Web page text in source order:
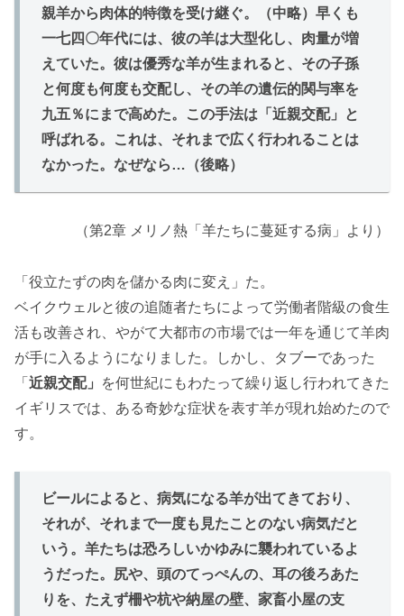
親羊から肉体的特徴を受け継ぐ。（中略）早くも
一七四〇年代には、彼の羊は大型化し、肉量が増
えていた。彼は優秀な羊が生まれると、その子孫
と何度も何度も交配し、その羊の遺伝的関与率を
九五％にまで高めた。この手法は「近親交配」と
呼ばれる。これは、それまで広く行われることは
なかった。なぜなら…（後略）
（第2章 メリノ熱「羊たちに蔓延する病」より）
「役立たずの肉を儲かる肉に変え」た。
ベイクウェルと彼の追随者たちによって労働者階級の食生
活も改善され、やがて大都市の市場では一年を通じて羊肉
が手に入るようになりました。しかし、タブーであった
「 近親交配」
を何世紀にもわたって繰り返し行われてきた
イギリスでは、ある奇妙な症状を表す羊が現れ始めたので
す。
ビールによると、病気になる羊が出てきており、
それが、それまで一度も見たことのない病気だと
いう。羊たちは恐ろしいかゆみに襲われているよ
うだった。尻や、頭のてっぺんの、耳の後ろあた
りを、たえず柵や杭や納屋の壁、家畜小屋の支